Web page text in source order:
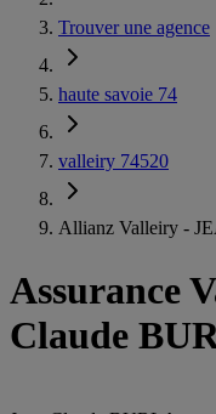
Trouver une agence
haute savoie 74
valleiry 74520
Allianz Valleiry -
Assurance
Claude